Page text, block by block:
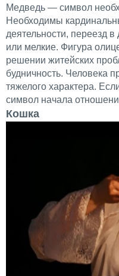
Медведь — символ
Необходимы
деятельности, переезд в
или мелкие. Фигура
решении житейских
будничность. Человека
тяжелого характера.
символ начала
Кошка